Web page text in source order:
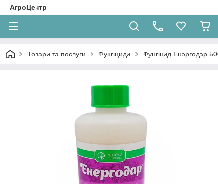
АгроЦентр
Товари та послуги Фунгіциди Фунгіцид Енергодар